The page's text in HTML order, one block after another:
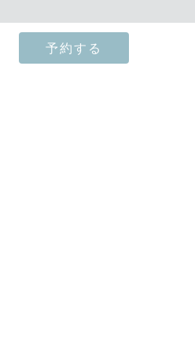
予約する